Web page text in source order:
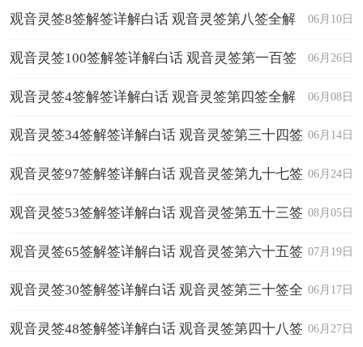
06月10日
观音灵签8签解签详解白话 观音灵签第八签全解
06月26日
观音灵签100签解签详解白话 观音灵签第一百签
全解 06月08日
观音灵签4签解签详解白话 观音灵签第四签全解
06月14日
观音灵签34签解签详解白话 观音灵签第三十四签
全解 06月24日
观音灵签97签解签详解白话 观音灵签第九十七签
全解 08月05日
观音灵签53签解签详解白话 观音灵签第五十三签
全解 07月19日
观音灵签65签解签详解白话 观音灵签第六十五签
全解 06月17日
观音灵签30签解签详解白话 观音灵签第三十签全
解 06月27日
观音灵签48签解签详解白话 观音灵签第四十八签